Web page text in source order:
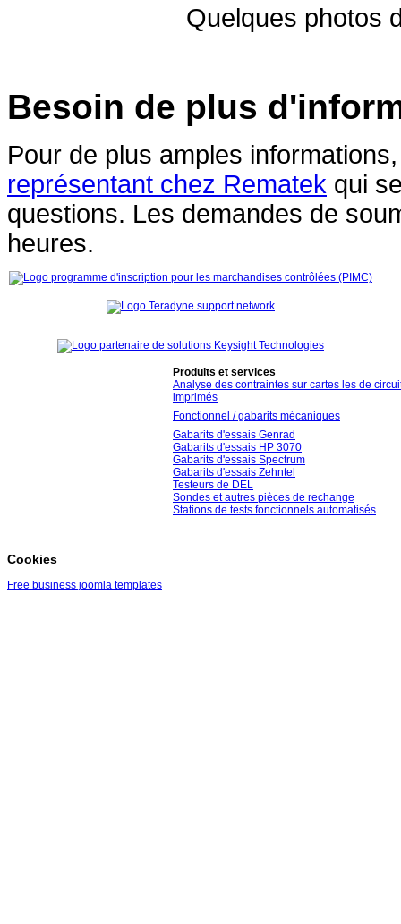
Quelques photos
Besoin de plus
Pour de plus amples
représentant chez Rematek qui
questions. Les demandes de
heures.
Produits et services
Analyse des contraintes sur cartes les de
imprimés
Fonctionnel / gabarits mécaniques
Gabarits d'essais Genrad
Gabarits d'essais HP 3070
Gabarits d'essais Spectrum
Gabarits d'essais Zehntel
Testeurs de DEL
Sondes et autres pièces de rechange
Stations de tests fonctionnels automatisés
Cookies
Free business joomla templates